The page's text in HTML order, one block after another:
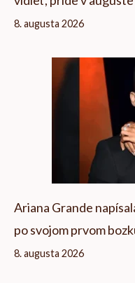
8. augusta 2026
Ariana Grande
po svojom prvom
8. augusta 2026